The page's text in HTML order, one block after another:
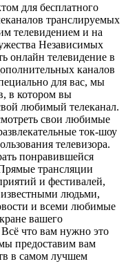
для бесплатного
транслируемых
телевидением и на
Независимых
онлайн телевидение в
каналов
для вас, мы
в котором вы
любимый телеканал.
свои любимые
ток-шоу
телевизора.
понравившейся
трансляции
и фестивалей,
людьми,
и всеми любимые
вашего
что вам нужно это
предоставим вам
в самом лучшем